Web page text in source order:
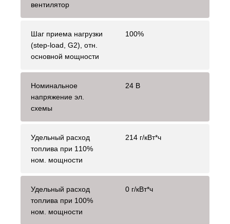
вентилятор
Шаг приема нагрузки
(step-load, G2), отн.
основной мощности
100%
Номинальное
напряжение эл.
схемы
24 В
Удельный расход
топлива при 110%
ном. мощности
214 г/кВт*ч
Удельный расход
топлива при 100%
ном. мощности
0 г/кВт*ч